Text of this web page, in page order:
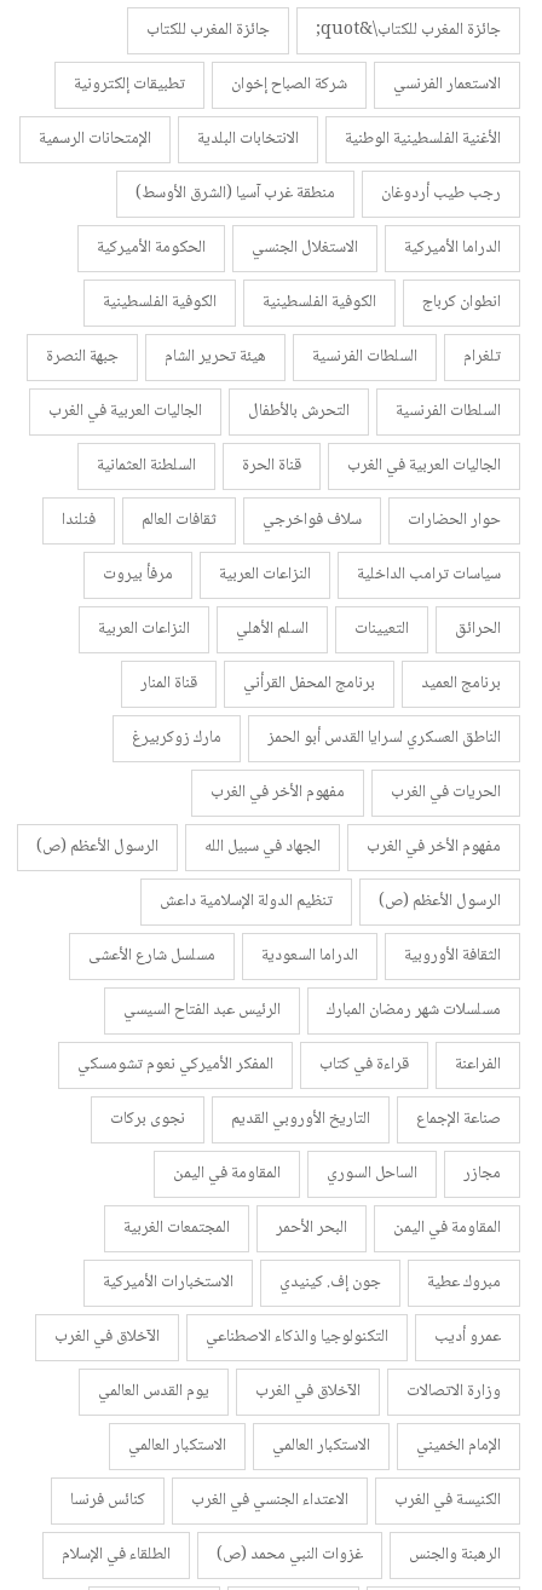
جائزة المغرب للكتاب\&quot;
جائزة المغرب للكتاب
الاستعمار الفرنسي
شركة الصباح إخوان
تطبيقات إلكترونية
الأغنية الفلسطينية الوطنية
الانتخابات البلدية
الإمتحانات الرسمية
رجب طيب أردوغان
منطقة غرب آسيا (الشرق الأوسط)
الدراما الأميركية
الاستغلال الجنسي
الحكومة الأميركية
انطوان كرباج
الكوفية الفلسطينية
الكوفية الفلسطينية
تلغرام
السلطات الفرنسية هيئة تحرير الشام
جبهة النصرة
السلطات الفرنسية
التحرش بالأطفال
الجاليات العربية في الغرب
الجاليات العربية في الغرب
قناة الحرة
السلطنة العثمانية
حوار الحضارات
سلاف فواخرجي ثقافات العالم
فنلندا
سياسات ترامب الداخلية
النزاعات العربية
مرفأ بيروت
الحرائق
التعيينات السلم الأهلي
النزاعات العربية
برنامج العميد
برنامج المحفل القرأني
قناة المنار
الناطق العسكري لسرايا القدس أبو الحمز
مارك زوكربيرغ
الحريات في الغرب
مفهوم الأخر في الغرب
مفهوم الأخر في الغرب
الجهاد في سبيل الله
الرسول الأعظم (ص)
الرسول الأعظم (ص)
تنظيم الدولة الإسلامية داعش
الثقافة الأوروبية
الدراما السعودية
مسلسل شارع الأعشى
مسلسلات شهر رمضان المبارك
الرئيس عبد الفتاح السيسي
الفراعنة
قراءة في كتاب
المفكر الأميركي نعوم تشومسكي
صناعة الإجماع
التاريخ الأوروبي القديم
نجوى بركات
مجازر
الساحل السوري
المقاومة في اليمن
المقاومة في اليمن
البحر الأحمر
المجتمعات الغربية
مبروك عطية
جون إف. كينيدي
الاستخبارات الأميركية
عمرو أديب
التكنولوجيا والذكاء الاصطناعي
الآخلاق في الغرب
وزارة الاتصالات
الآخلاق في الغرب
يوم القدس العالمي
الإمام الخميني
الاستكبار العالمي
الاستكبار العالمي
الكنيسة في الغرب
الاعتداء الجنسي في الغرب
كنائس فرنسا
الرهبنة والجنس
غزوات النبي محمد (ص)
الطلقاء في الإسلام